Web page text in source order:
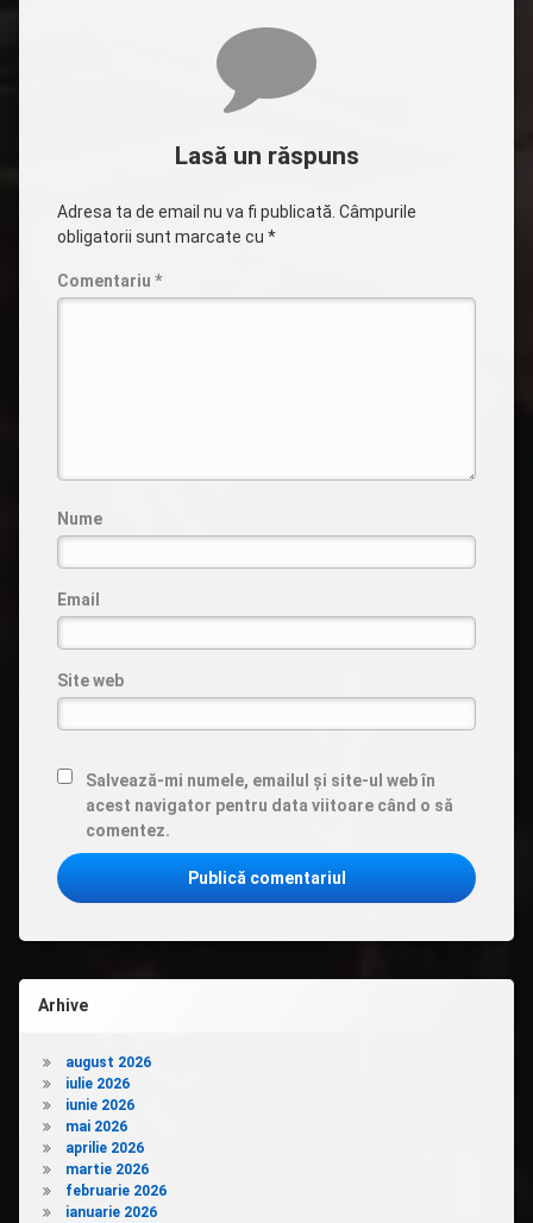
Lasă un răspuns
Adresa ta de email nu va fi publicată. Câmpurile
obligatorii sunt marcate cu *
Comentariu *
Nume
Email
Site web
Salvează-mi numele, emailul și site-ul web în
acest navigator pentru data viitoare când o să
comentez.
Arhive
august 2026
iulie 2026
iunie 2026
mai 2026
aprilie 2026
martie 2026
februarie 2026
ianuarie 2026